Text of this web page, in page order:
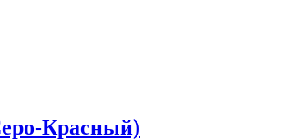
Красный)